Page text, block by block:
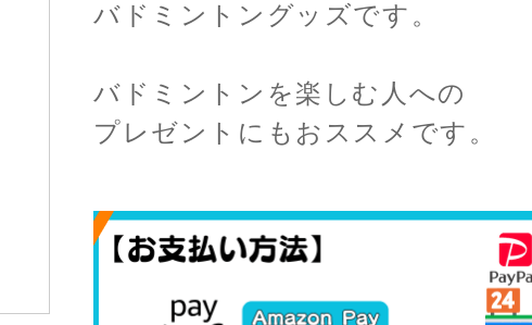
バドミントングッズです。
バドミントンを楽しむ人への
プレゼントにもおススメです。